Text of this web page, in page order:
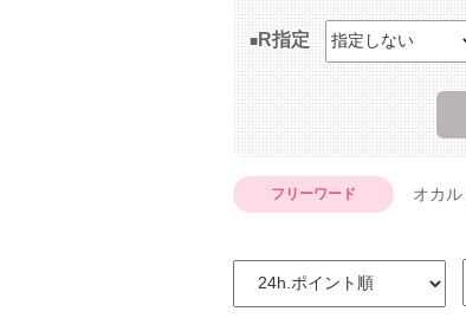
R指定
フリーワード オカル